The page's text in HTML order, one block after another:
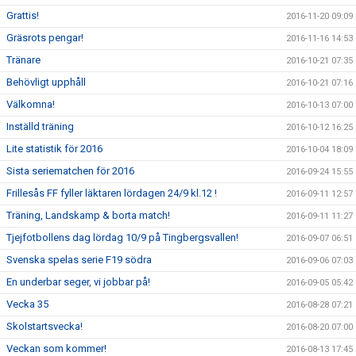
Grattis! 2016-11-20 09:09
Gräsrots pengar! 2016-11-16 14:53
Tränare 2016-10-21 07:35
Behövligt upphåll 2016-10-21 07:16
Välkomna! 2016-10-13 07:00
Inställd träning 2016-10-12 16:25
Lite statistik för 2016 2016-10-04 18:09
Sista seriematchen för 2016 2016-09-24 15:55
Frillesås FF fyller läktaren lördagen 24/9 kl.12 ! 2016-09-11 12:57
Träning, Landskamp & borta match! 2016-09-11 11:27
Tjejfotbollens dag lördag 10/9 på Tingbergsvallen! 2016-09-07 06:51
Svenska spelas serie F19 södra 2016-09-06 07:03
En underbar seger, vi jobbar på! 2016-09-05 05:42
Vecka 35 2016-08-28 07:21
Skolstartsvecka! 2016-08-20 07:00
Veckan som kommer! 2016-08-13 17:45